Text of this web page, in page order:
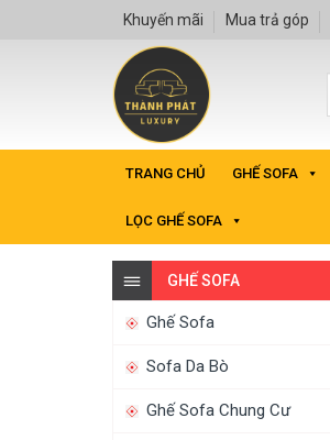
Khuyến mãi Mua trả góp
TRANG CHỦ GHẾ SOFA
LỌC GHẾ SOFA
GHẾ SOFA
Ghế Sofa
Sofa Da Bò
Ghế Sofa Chung Cư